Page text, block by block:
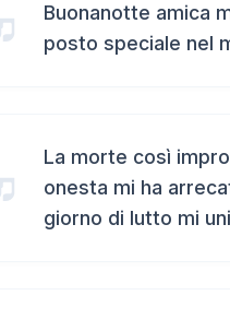
Buonanotte amica
posto speciale nel
La morte così
onesta mi ha
giorno di lutto mi